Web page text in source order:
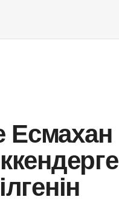
Есмахан